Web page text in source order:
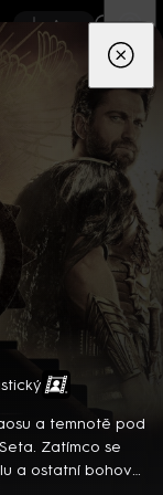
App
a temnotě pod
Zatímco se
a ostatní bohové
Gibsons,
odhaluje temná
komunity a
vztah s dospívající